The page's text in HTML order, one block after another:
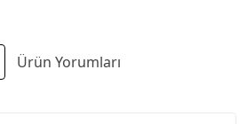
Ürün Yorumları